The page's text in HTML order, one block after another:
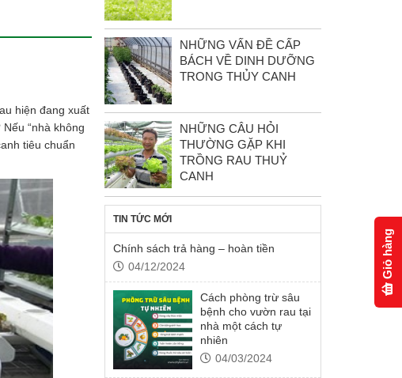
hiện đang xuất
“nhà không
tiêu chuẩn
NHỮNG VẤN ĐỀ CẤP
BÁCH VỀ DINH DƯỠNG
TRONG THỦY CANH
NHỮNG CÂU HỎI
THƯỜNG GẶP KHI
TRỒNG RAU THUỶ
CANH
TIN TỨC MỚI
Chính sách trả hàng – hoàn tiền
04/12/2024
Cách phòng trừ sâu
bệnh cho vườn rau tại
nhà một cách tự
nhiên
04/03/2024
Giỏ hàng